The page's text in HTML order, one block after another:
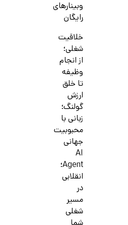
وبینارهای
رایگان
خلاقیت
شغلی؛
از انجام
وظیفه
تا خلق
ارزش
گولنگ؛
زبانی با
محبوبیت
جهانی
AI
Agent؛
انقلابی
در
مسیر
شغلی